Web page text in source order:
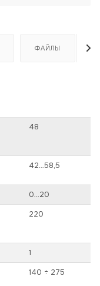
ФАЙЛЫ
48
42…58,5
0…20
220
1
140 ÷ 275